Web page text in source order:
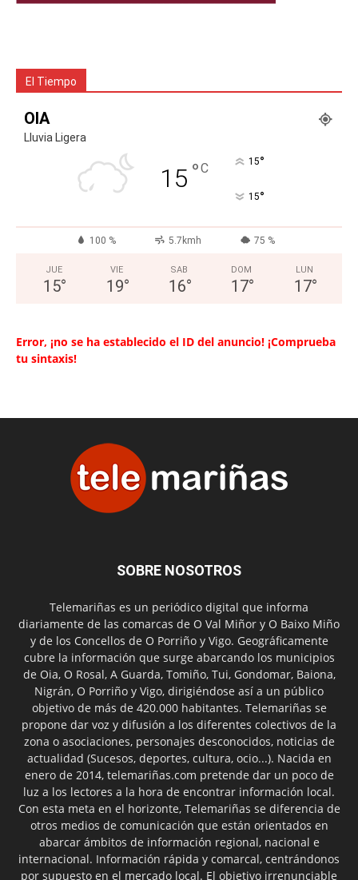
El Tiempo
OIA
Lluvia Ligera
15 °C 15°
15°
100 % 5.7kmh 75 %
JUE
15°
VIE
19°
SAB
16°
DOM
17°
LUN
17°
Error, ¡no se ha establecido el ID del anuncio! ¡Comprueba
tu sintaxis!
SOBRE NOSOTROS
Telemariñas es un periódico digital que informa
diariamente de las comarcas de O Val Miñor y O Baixo Miño
y de los Concellos de O Porriño y Vigo. Geográficamente
cubre la información que surge abarcando los municipios
de Oia, O Rosal, A Guarda, Tomiño, Tui, Gondomar, Baiona,
Nigrán, O Porriño y Vigo, dirigiéndose así a un público
objetivo de más de 420.000 habitantes. Telemariñas se
propone dar voz y difusión a los diferentes colectivos de la
zona o asociaciones, personajes desconocidos, noticias de
actualidad (Sucesos, deportes, cultura, ocio...). Nacida en
enero de 2014, telemariñas.com pretende dar un poco de
luz a los lectores a la hora de encontrar información local.
Con esta meta en el horizonte, Telemariñas se diferencia de
otros medios de comunicación que están orientados en
abarcar ámbitos de información regional, nacional e
internacional. Información rápida y comarcal, centrándonos
por supuesto en el mercado local. El objetivo irrenunciable